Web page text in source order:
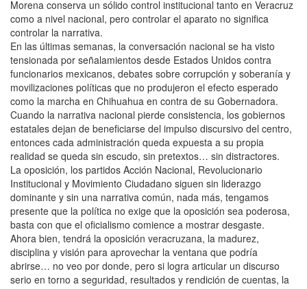
Morena conserva un sólido control institucional tanto en Veracruz
como a nivel nacional, pero controlar el aparato no significa
controlar la narrativa.
En las últimas semanas, la conversación nacional se ha visto
tensionada por señalamientos desde Estados Unidos contra
funcionarios mexicanos, debates sobre corrupción y soberanía y
movilizaciones políticas que no produjeron el efecto esperado
como la marcha en Chihuahua en contra de su Gobernadora.
Cuando la narrativa nacional pierde consistencia, los gobiernos
estatales dejan de beneficiarse del impulso discursivo del centro,
entonces cada administración queda expuesta a su propia
realidad se queda sin escudo, sin pretextos… sin distractores.
La oposición, los partidos Acción Nacional, Revolucionario
Institucional y Movimiento Ciudadano siguen sin liderazgo
dominante y sin una narrativa común, nada más, tengamos
presente que la política no exige que la oposición sea poderosa,
basta con que el oficialismo comience a mostrar desgaste.
Ahora bien, tendrá la oposición veracruzana, la madurez,
disciplina y visión para aprovechar la ventana que podría
abrirse… no veo por donde, pero si logra articular un discurso
serio en torno a seguridad, resultados y rendición de cuentas, la